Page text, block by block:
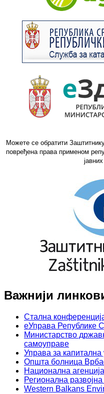
Можете се обратити
повређена права применом
Важнији
Стална
еУправа Републике
Министарство
самоуправе
Управа за
Општа болница
Национална
Регионална
Western Balkans